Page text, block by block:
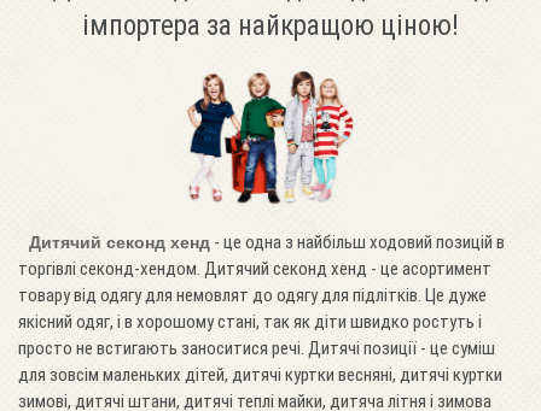
імпортера за найкращою ціною!
Дитячий секонд хенд - це одна з найбільш ходовий позицій в
торгівлі секонд-хендом. Дитячий секонд хенд - це асортимент
товару від одягу для немовлят до одягу для підлітків. Це дуже
якісний одяг, і в хорошому стані, так як діти швидко ростуть і
просто не встигають заноситися речі. Дитячі позиції - це суміш
для зовсім маленьких дітей, дитячі куртки весняні, дитячі куртки
зимові, дитячі штани, дитячі теплі майки, дитяча літня і зимова